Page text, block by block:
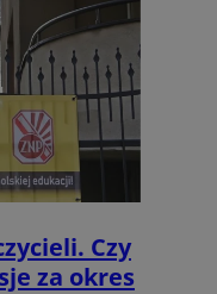
Czy
za okres